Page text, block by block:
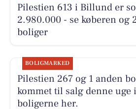
Pilestien 613 i Billund er
2.980.000 - se køberen og
boliger
BOLIGMARKED
Pilestien 267 og 1 anden
kommet til salg denne uge
boligerne her.